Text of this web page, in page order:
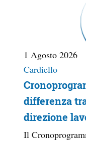
1 Agosto 2026
Cardiello
differenza
direzione
Il